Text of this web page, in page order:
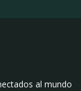
al mundo